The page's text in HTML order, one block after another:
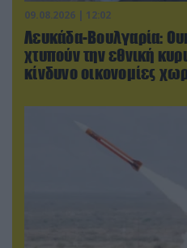
09.08.2026 | 12:02
Λευκάδα-Βουλγαρία:
χτυπούν την εθνική
κίνδυνο οικονομίες